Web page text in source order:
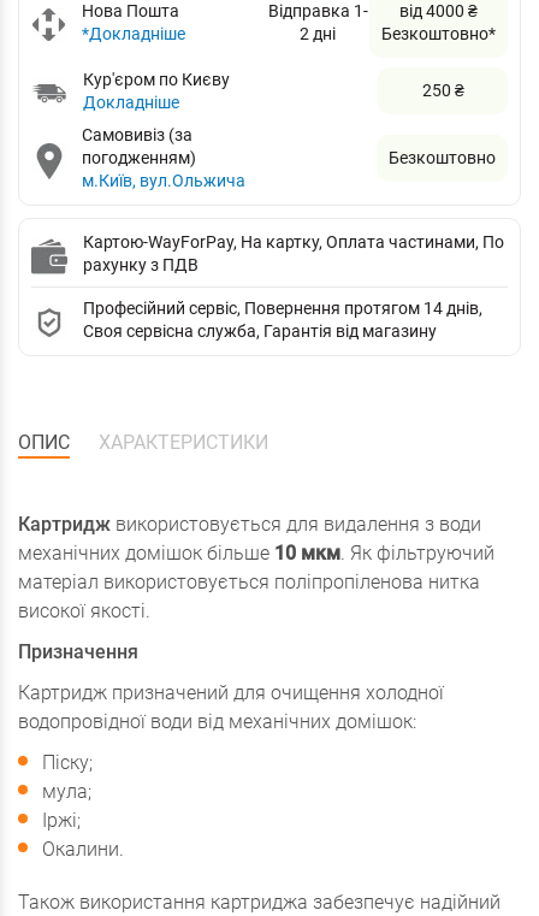
Нова Пошта
*Докладніше
Відправка 1-
2 дні
від 4000 ₴
Безкоштовно*
Кур'єром по Києву
Докладніше
250 ₴
Самовивіз (за
погодженням)
м.Київ, вул.Ольжича
Безкоштовно
Картою-WayForPay, На картку, Оплата частинами, По
рахунку з ПДВ
Професійний сервіс, Повернення протягом 14 днів,
Своя сервісна служба, Гарантія від магазину
ОПИС ХАРАКТЕРИСТИКИ
Картридж використовується для видалення з води
механічних домішок більше 10 мкм. Як фільтруючий
матеріал використовується поліпропіленова нитка
високої якості.
Призначення
Картридж призначений для очищення холодної
водопровідної води від механічних домішок:
Піску;
мула;
Іржі;
Окалини.
Також використання картриджа забезпечує надійний